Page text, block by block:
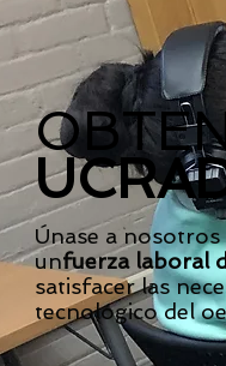
Únase a
unfuerza laboral
satisfacer las
tecnológico del